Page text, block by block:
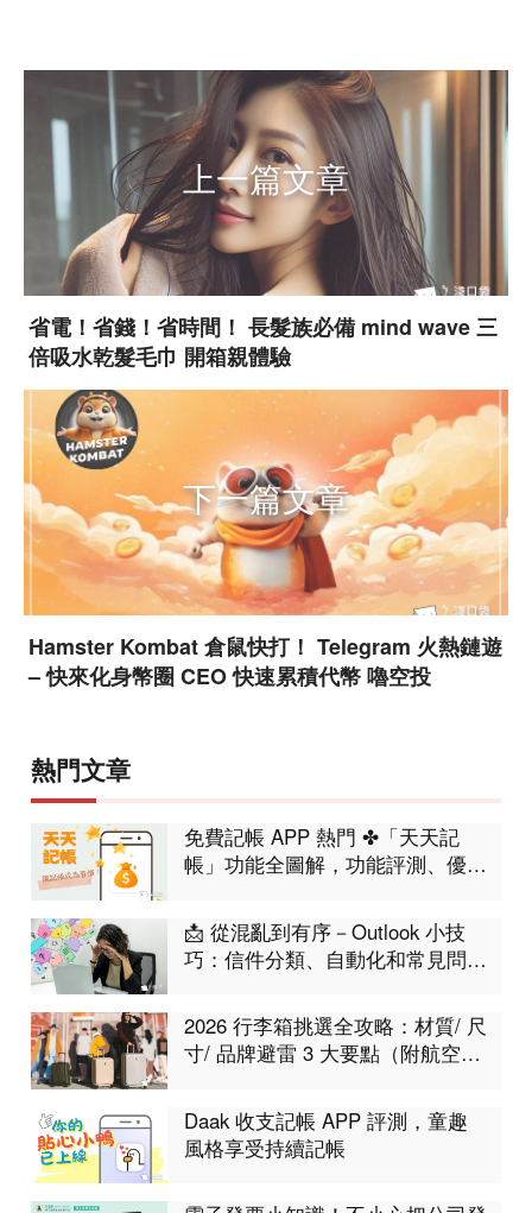
上一篇文章
省電！省錢！省時間！ 長髮族必備 mind wave 三
倍吸水乾髮毛巾 開箱親體驗
下一篇文章
Hamster Kombat 倉鼠快打！ Telegram 火熱鏈遊
– 快來化身幣圈 CEO 快速累積代幣 嚕空投
熱門文章
免費記帳 APP 熱門 ✤「天天記
帳」功能全圖解，功能評測、優缺
📩 從混亂到有序－Outlook 小技
巧：信件分類、自動化和常見問題
2026 行李箱挑選全攻略：材質/ 尺
寸/ 品牌避雷 3 大要點（附航空限
Daak 收支記帳 APP 評測，童趣
風格享受持續記帳